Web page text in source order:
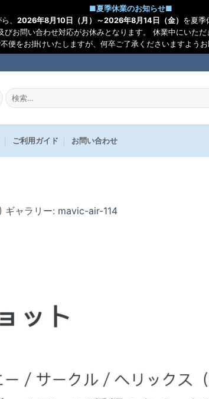
■夏季休業のお知らせ■
、 2026年8月10日（月）～2026年8月14日（金） を夏季
お問い合わせ対応がお休みとなります。 休業中にいた
便をお掛けいたしますが、何卒ご了承くださいますようお
検
索
果:
ご利用ガイド お問い合わせ
) ギャラリー: mavic-air-114